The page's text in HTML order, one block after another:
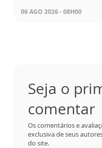
06 AGO 2026 - 08H00
Seja o
comentar
Os comentários e
exclusiva de seus
do site.